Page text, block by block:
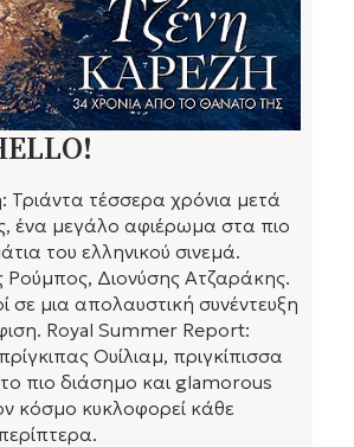
Τριάντα τέσσερα χρόνια μετά
ένα μεγάλο αφιέρωμα στα πιο
του ελληνικού σινεμά.
Διονύσης Ατζαράκης.
σε μια απολαυστική συνέντευξη
Royal Summer Report:
Ουίλιαμ, πριγκίπισσα
το πιο διάσημο και glamorous
κόσμο κυκλοφορεί κάθε